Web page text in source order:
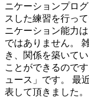
ニケーションプロ
スした練習を行っ
ニケーション能力
ではありません。
き、関係を築いて
ことができるので
ュース」です。 最
表して頂きました